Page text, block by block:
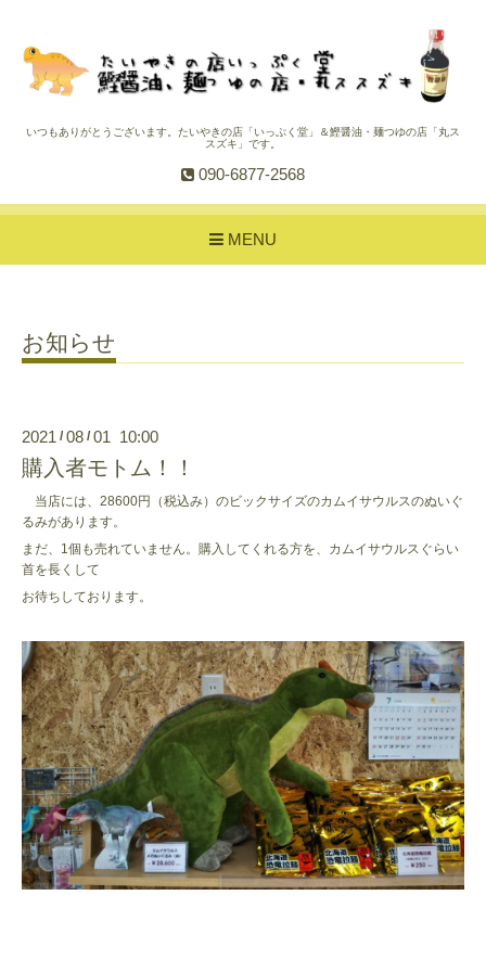
いつもありがとうございます。たいやきの店「いっぷく堂」＆鰹醤油・麺つゆの店「丸ス
スズキ」です。
090-6877-2568
MENU
お知らせ
2021 /08 /01 10:00
購入者モトム！！
当店には、28600円（税込み）のビックサイズのカムイサウルスのぬいぐ
るみがあります。
まだ、1個も売れていません。購入してくれる方を、カムイサウルスぐらい
首を長くして
お待ちしております。